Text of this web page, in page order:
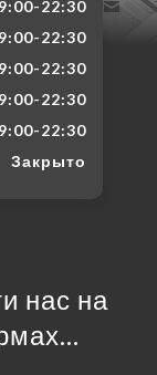
22:30
22:30
22:30
22:30
22:30
Закрыто
нас на